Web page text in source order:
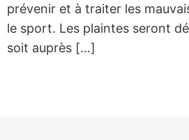
prévenir et à traiter les
le sport. Les plaintes seront
soit auprès […]